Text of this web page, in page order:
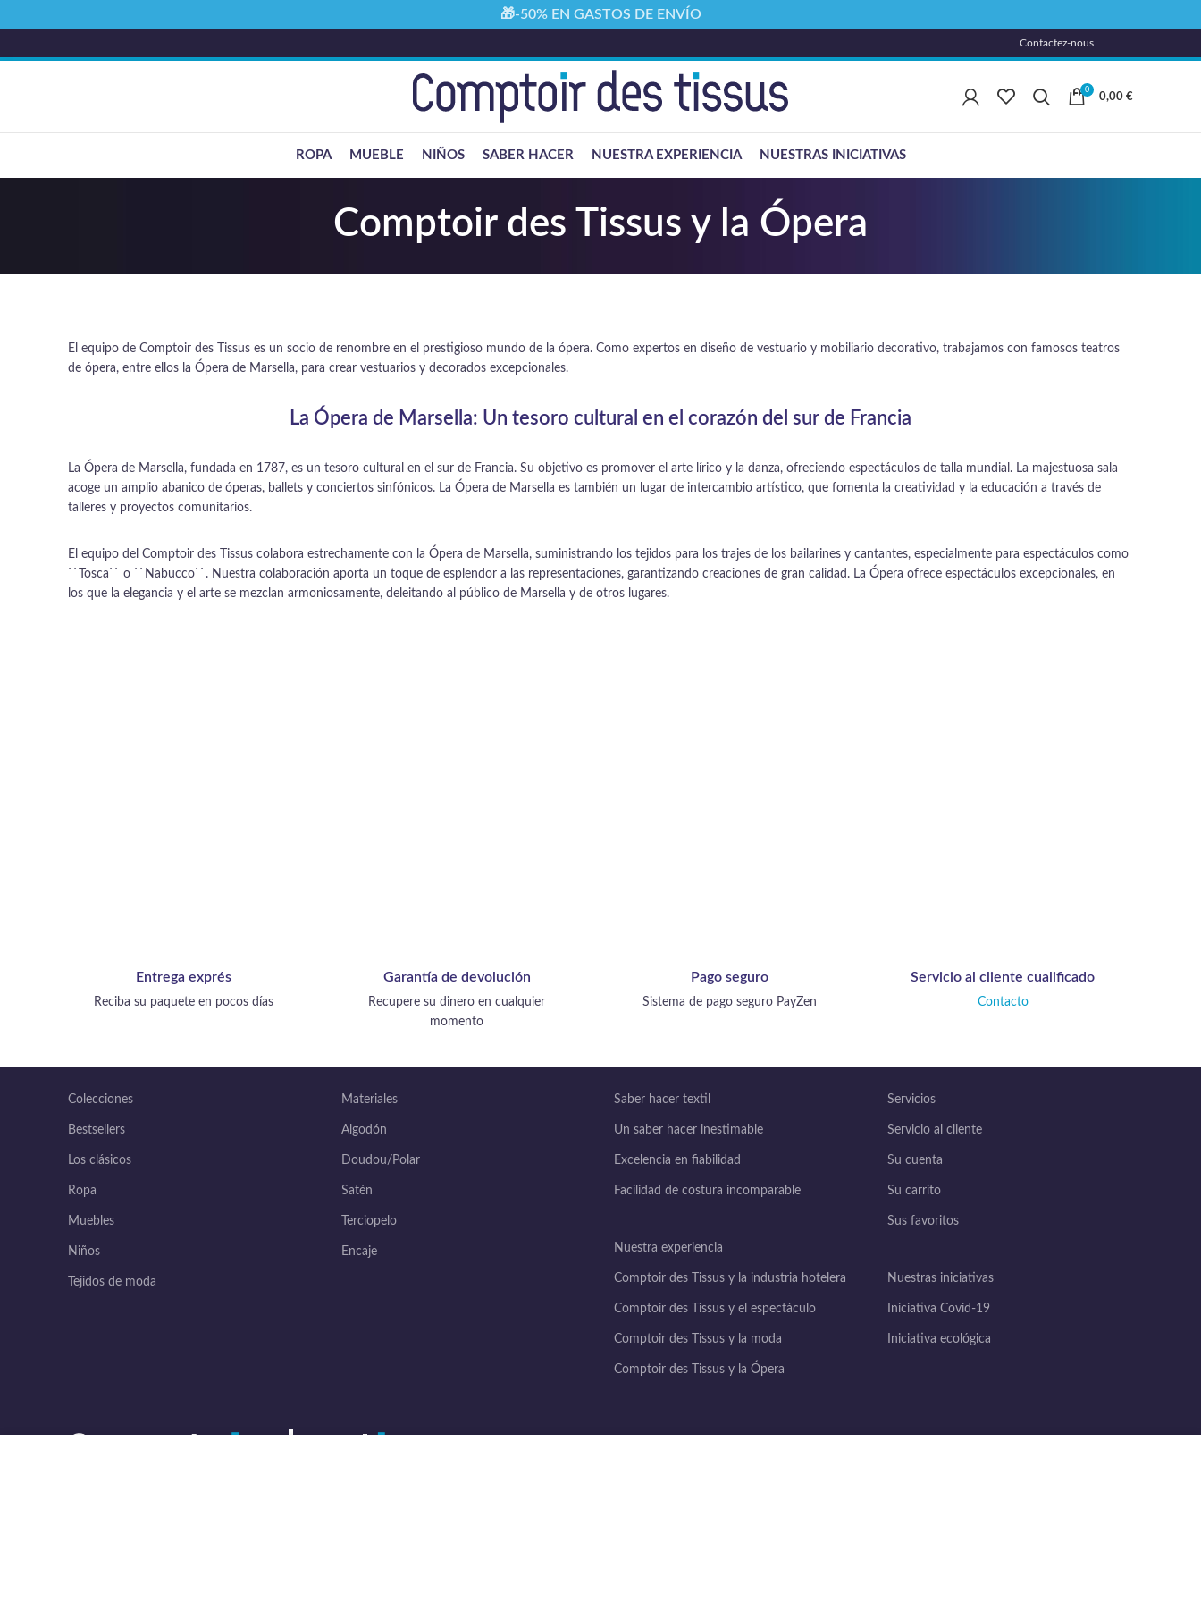
Contactez-nous
0
0,00 €
ROPA MUEBLE NIÑOS SABER HACER NUESTRA EXPERIENCIA NUESTRAS INICIATIVAS
Comptoir des Tissus y la Ópera
El equipo de Comptoir des Tissus es un socio de renombre en el prestigioso mundo de la ópera. Como expertos en diseño de vestuario y mobiliario decorativo, trabajamos con famosos teatros
de ópera, entre ellos la Ópera de Marsella, para crear vestuarios y decorados excepcionales.
La Ópera de Marsella: Un tesoro cultural en el corazón del sur de Francia
La Ópera de Marsella, fundada en 1787, es un tesoro cultural en el sur de Francia. Su objetivo es promover el arte lírico y la danza, ofreciendo espectáculos de talla mundial. La majestuosa sala
acoge un amplio abanico de óperas, ballets y conciertos sinfónicos. La Ópera de Marsella es también un lugar de intercambio artístico, que fomenta la creatividad y la educación a través de
talleres y proyectos comunitarios.
El equipo del Comptoir des Tissus colabora estrechamente con la Ópera de Marsella, suministrando los tejidos para los trajes de los bailarines y cantantes, especialmente para espectáculos como
``Tosca`` o ``Nabucco``. Nuestra colaboración aporta un toque de esplendor a las representaciones, garantizando creaciones de gran calidad. La Ópera ofrece espectáculos excepcionales, en
los que la elegancia y el arte se mezclan armoniosamente, deleitando al público de Marsella y de otros lugares.
Entrega exprés
Reciba su paquete en pocos días
Garantía de devolución
Recupere su dinero en cualquier
momento
Pago seguro
Sistema de pago seguro PayZen
Servicio al cliente cualificado
Contacto
Colecciones
Bestsellers
Los clásicos
Ropa
Muebles
Niños
Tejidos de moda
Materiales
Algodón
Doudou/Polar
Satén
Terciopelo
Encaje
Saber hacer textil
Un saber hacer inestimable
Excelencia en fiabilidad
Facilidad de costura incomparable
Nuestra experiencia
Comptoir des Tissus y la industria hotelera
Comptoir des Tissus y el espectáculo
Comptoir des Tissus y la moda
Comptoir des Tissus y la Ópera
Servicios
Servicio al cliente
Su cuenta
Su carrito
Sus favoritos
Nuestras iniciativas
Iniciativa Covid-19
Iniciativa ecológica
🎁-50% EN GASTOS DE ENVÍO